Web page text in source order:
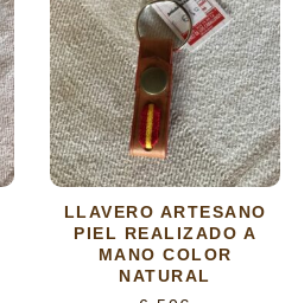
LLAVERO ARTESANO
PIEL REALIZADO A
MANO COLOR
NATURAL